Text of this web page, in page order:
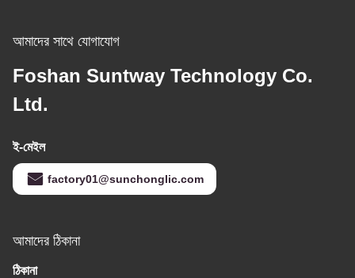
আমাদের সাথে যোগাযোগ
Foshan Suntway Technology Co.
Ltd.
ই-মেইল
factory01@sunchonglic.com
আমাদের ঠিকানা
ঠিকানা